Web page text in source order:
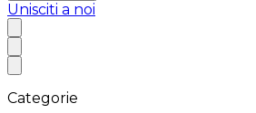
Unisciti a noi
Categorie